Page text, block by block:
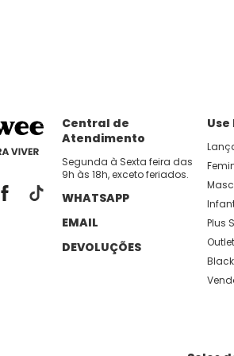
Central de
Atendimento
Segunda à Sexta feira das
9h às 18h, exceto feriados.
WHATSAPP
EMAIL
DEVOLUÇÕES
Plus
Outlet